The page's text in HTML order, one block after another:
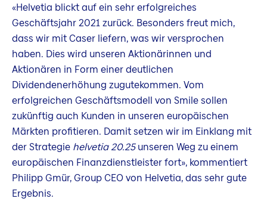
«Helvetia blickt auf ein sehr erfolgreiches
Geschäftsjahr 2021 zurück. Besonders freut mich,
dass wir mit Caser liefern, was wir versprochen
haben. Dies wird unseren Aktionärinnen und
Aktionären in Form einer deutlichen
Dividendenerhöhung zugutekommen. Vom
erfolgreichen Geschäftsmodell von Smile sollen
zukünftig auch Kunden in unseren europäischen
Märkten profitieren. Damit setzen wir im Einklang mit
der Strategie helvetia 20.25unseren Weg zu einem
europäischen Finanzdienstleister fort», kommentiert
Philipp Gmür, Group CEO von Helvetia, das sehr gute
Ergebnis.